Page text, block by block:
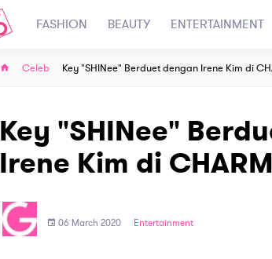
FASHION BEAUTY ENTERTAINMENT
Celeb Key "SHINee" Berduet dengan Irene Kim di
Key "SHINee"
Irene Kim di
06 March 2020 Entertainment